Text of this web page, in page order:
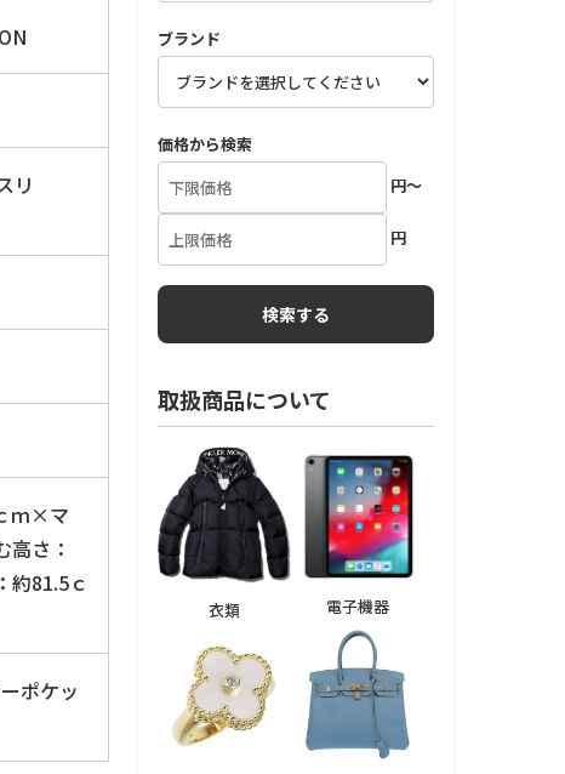
リ
ｍ×マ
高さ：
約81.5ｃ
ポケッ
ブランド
価格から検索
円～
円
取扱商品について
衣類 電子機器